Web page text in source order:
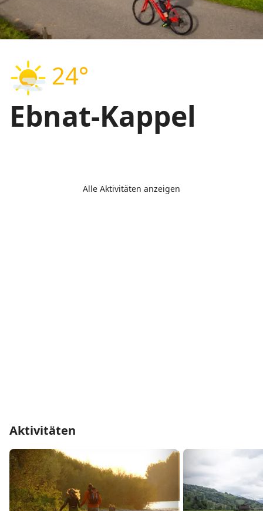
24°
Ebnat-Kappel
Alle Aktivitäten anzeigen
Aktivitäten